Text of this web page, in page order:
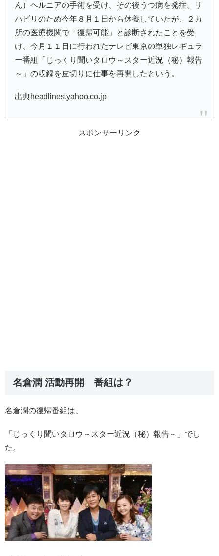
ん）ヘルニアの手術を受け、その後うつ病を発症。リ
ハビリのため今年８月１日から休養していたが、２カ
所の医療機関で「復帰可能」と診断されたことを受
け、今月１１日に行われたテレビ東京の単独レギュラ
ー番組「じっくり聞いタロウ～スター近況（秘）報告
～」の収録を皮切りに仕事を再開したという。
出典headlines.yahoo.co.jp
スポンサーリンク
名倉潤 活動再開 番組は？
名倉潤の復帰番組は、
「じっくり聞いタロウ～スター近況（秘）報告～」でし
た。